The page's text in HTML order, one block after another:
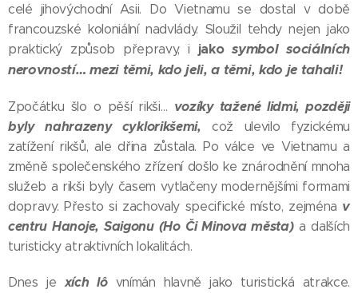
celé jihovýchodní Asii. Do Vietnamu se dostal v době
francouzské koloniální nadvlády. Sloužil tehdy nejen jako
praktický způsob přepravy, i jakosymbol sociálních
nerovností… mezi těmi, kdo jeli, a těmi, kdo je tahali!
Zpočátku šlo o pěší rikši… vozíky tažené lidmi, později
byly nahrazeny cyklorikšemi, což ulevilo fyzickému
zatížení rikšů, ale dřina zůstala. Po válce ve Vietnamu a
změně společenského zřízení došlo ke znárodnění mnoha
služeb a rikši byly časem vytlačeny modernějšími formami
dopravy. Přesto si zachovaly specifické místo, zejména v
centru Hanoje, Saigonu (Ho Či Minova města) a dalších
turisticky atraktivních lokalitách.
Dnes je xích lôvnímán hlavně jako turistická atrakce.